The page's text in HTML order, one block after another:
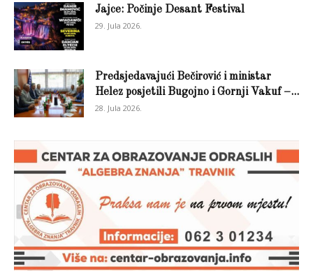
Jajce: Počinje Desant Festival
29. Jula 2026.
Predsjedavajući Bečirović i ministar
Helez posjetili Bugojno i Gornji Vakuf –...
28. Jula 2026.